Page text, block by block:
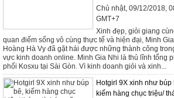
Chủ nhật, 09/12/2018,
GMT+7
Xinh đẹp, giỏi giang
quan điểm sống vô cùng thực tế và hiện đại, Minh
Hoàng Hà Vy đã gặt hái được những thành công
vực kinh doanh online. Minh Gia Nhi là thủ lĩnh tổng
phối Kosxu tại Sài Gòn. Vì kinh doanh giỏi và xinh...
Hotgirl 9X xinh như búp
kiếm hàng chục triệu/